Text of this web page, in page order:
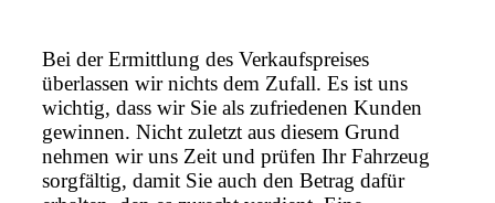
Bei der Ermittlung des Verkaufspreises
überlassen wir nichts dem Zufall. Es ist uns
wichtig, dass wir Sie als zufriedenen Kunden
gewinnen. Nicht zuletzt aus diesem Grund
nehmen wir uns Zeit und prüfen Ihr Fahrzeug
sorgfältig, damit Sie auch den Betrag dafür